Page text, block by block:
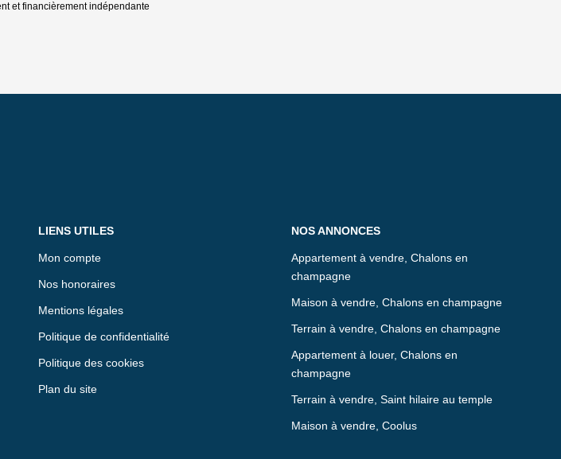
et financièrement indépendante
LIENS UTILES
Mon compte
Nos honoraires
Mentions légales
Politique de confidentialité
Politique des cookies
Plan du site
NOS ANNONCES
Appartement à vendre, Chalons en
champagne
Maison à vendre, Chalons en champagne
Terrain à vendre, Chalons en champagne
Appartement à louer, Chalons en
champagne
Terrain à vendre, Saint hilaire au temple
Maison à vendre, Coolus